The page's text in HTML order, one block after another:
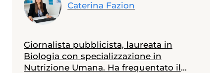
Caterina Fazion
Giornalista pubblicista, laureata in
Biologia con specializzazione in
Nutrizione Umana. Ha frequentato il